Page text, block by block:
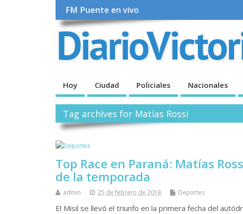
FM Puente en vivo
Hoy Ciudad Policiales Nacionales
Tag archives for Matías Rossi
Top Race en Paraná: Matías
de la temporada
admin 25 de febrero de 2018 Deportes
El Misil se llevó el triunfo en la primera fecha del